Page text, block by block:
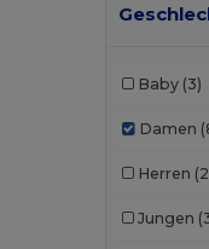
Baby (3)
Damen
Herren
Jungen